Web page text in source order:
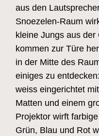
aus den
Snoezelen-Raum
kleine Jungs aus
kommen zur Türe
in der Mitte des
einiges zu
weiss eingerichtet
Matten und einem
Projektor wirft
Grün, Blau und Rot